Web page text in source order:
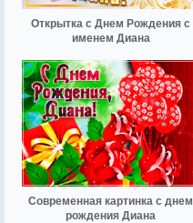
Открытка с Днем Рождения с
именем Диана
Современная картинка с днем
рождения Диана